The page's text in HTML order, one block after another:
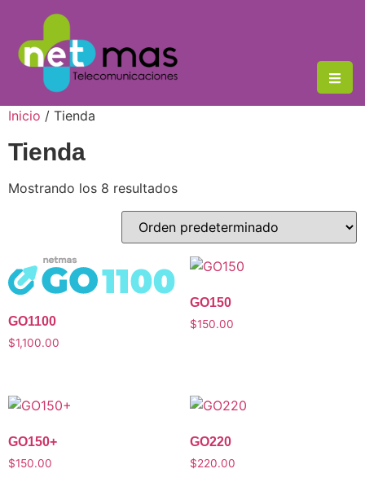
Inicio / Tienda
Tienda
Mostrando los 8 resultados
GO1100
$1,100.00
GO150
$150.00
GO150+
$150.00
GO220
$220.00